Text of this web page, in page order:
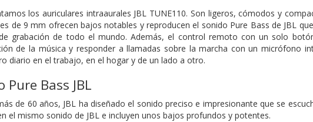
los auriculares intraaurales JBL TUNE110. Son ligeros, cómodos y
de 9 mm ofrecen bajos notables y reproducen el sonido Pure Bass de JBL
grabación de todo el mundo. Además, el control remoto con un solo
de la música y responder a llamadas sobre la marcha con un micrófono
diario en el trabajo, en el hogar y de un lado a otro.
Pure Bass JBL
de 60 años, JBL ha diseñado el sonido preciso e impresionante que se
el mismo sonido de JBL e incluyen unos bajos profundos y potentes.